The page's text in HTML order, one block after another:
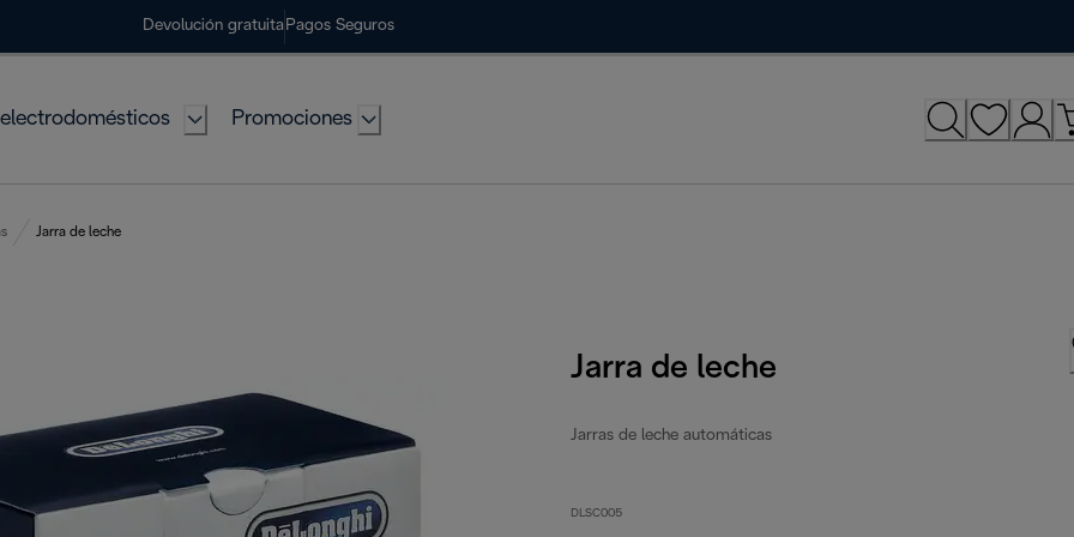
Devolución gratuita Pagos Seguros
Promociones
Jarra de leche
Jarra de leche
Jarras de leche automáticas
DLSC005